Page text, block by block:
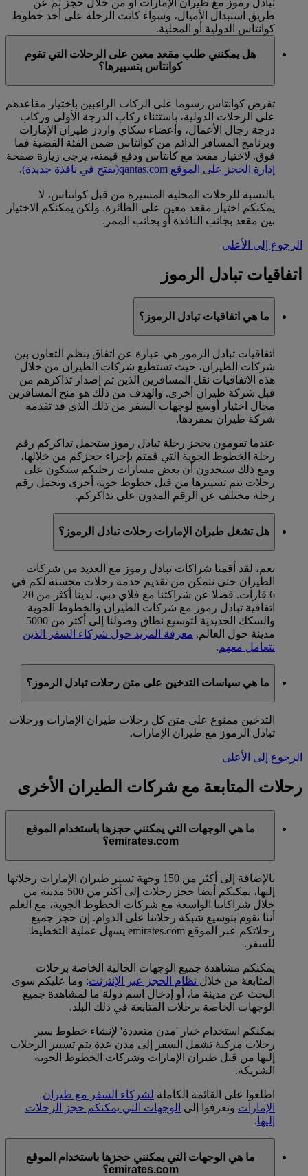
تبادل رموز مع طيران الإمارات أو من خلال حجز تم عن
طريق استبدال الأميال، وسواء كانت الرحلة على أحد خطوط
كوانتاس الدولية أو المحلية.
هل يمكنني طلب مقعد معين على الرحلات التي تقوم
كوانتاس بتسييرها؟
تفرض كوانتاس رسوما على الركاب الراغبين باختيار مقاعدهم
على الرحلات الدولية، باستثناء ركاب الدرجة الأولى وركاب
درجة رجال الأعمال، وأعضاء سكاي واردز طيران الإمارات
وبرنامج المسافر الدائم من كوانتاس ضمن الفئة الفضية فما
فوق. لاختيار مقعد مع كانتاس ودفع قيمته، يرجى زيارة صفحة
إدارة الحجز على الموقع qantas.com
(يفتح في نافذة جديدة).
بالنسبة للرحلات المحلية المسيرة من قبل كوانتاس، لا
يمكنكم اختيار مقعد معين على الطائرة. ولكن يمكنكم الاختيار
بين مقعد بجانب النافذة أو بجانب الممر.
الرجوع إلى الأعلى
اتفاقيات تبادل الرموز
ما هي اتفاقيات تبادل الرموز؟
اتفاقيات تبادل الرموز هي عبارة عن اتفاق ينظم التعاون بين
شركات الطيران، حيث تستطيع شركات الطيران من خلال
هذه الاتفاقيات نقل المسافرين الذين تم إصدار تذاكرهم من
قبل شركة طيران أخرى. والهدف من ذلك هو منح المسافرين
مجال اختيار أوسع لوجهات السفر من ذلك الذي قد تقدمه
شركة طيران بمفردها.
عندما تقومون بحجز رحلة تبادل رموز ستحمل تذاكركم رقم
رحلة الخطوط الجوية التي قمتم بإجراء حجزكم من خلالها،
ومع ذلك ستجدون أن بعض مسارات رحلتكم ستكون على
رحلات يتم تسييرها من قبل خطوط جوية أخرى وتحمل رقم
رحلة مختلف عن الرقم المدون على تذاكركم.
هل تشغل طيران الإمارات رحلات تبادل الرموز؟
نعم، لقد أقمنا شراكات تبادل رموز مع العديد من شركات
الطيران حتى نتمكن من تقديم خدمة رحلات محسنة لكم في
6 قارات. فضلا عن شراكتنا مع فلاي دبي، لدينا أكثر من 20
اتفاقية تبادل رموز مع شركات الطيران والخطوط الجوية
والسكك الحديدية لتوسيع نطاق وصولنا إلى أكثر من 5000
مدينة حول العالم. معرفة المزيد حول شركاء السفر الذين
نتعامل معهم.
ما هي سياسات التدخين على متن رحلات تبادل الرموز؟
التدخين ممنوع على متن كل رحلات طيران الإمارات ورحلات
تبادل الرموز مع طيران الإمارات.
الرجوع إلى الأعلى
رحلات المتابعة مع شركات الطيران الأخرى
ما هي الوجهات التي يمكنني حجزها باستخدام الموقع
emirates.com؟
بالإضافة إلى أكثر من 150 وجهة تسير طيران الإمارات رحلاتها
إليها، يمكنكم أيضا حجز رحلات إلى أكثر من 500 مدينة من
خلال شراكاتنا الواسعة مع شركات الخطوط الجوية، مع العلم
أننا نقوم بتوسيع شبكة رحلاتنا على الدوام. إن حجز جميع
رحلاتكم عبر الموقع emirates.com يسهل عملية التخطيط
للسفر.
يمكنكم مشاهدة جميع الوجهات الحالية الخاصة برحلات
المتابعة من خلال نظام الحجز عبر الإنترنت: وما عليكم سوى
البحث عن مدينة ما، أو إدخال اسم دولة ما لمشاهدة جميع
الوجهات الخاصة برحلات المتابعة في ذلك البلد.
يمكنكم استخدام خيار 'مدن متعددة' لإنشاء خطوط سير
رحلات مركبة تشمل السفر إلى مدن عدة يتم تسيير الرحلات
إليها من قبل طيران الإمارات وشركات الخطوط الجوية
الشريكة.
اطلعوا على القائمة الكاملة لشركاء السفر مع طيران
الإمارات وتعرفوا إلى الوجهات التي يمكنكم حجز الرحلات
إليها.
ما هي الوجهات التي يمكنني حجزها باستخدام الموقع
emirates.com؟